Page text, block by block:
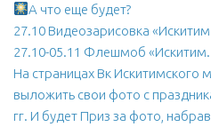
Независимая оценка
Контакты
А что еще будет?
27.10 Видеозарисовка
27.10-05.11 Флешмоб «Искитим.
На страницах Вк Искитимского
выложить свои фото с
гг. И будет Приз за фото,